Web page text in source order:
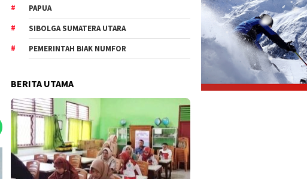
PAPUA
SIBOLGA SUMATERA UTARA
PEMERINTAH BIAK NUMFOR
BERITA UTAMA